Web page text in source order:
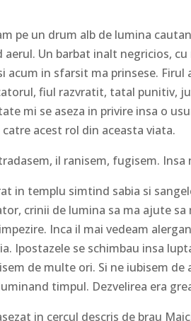
pe un drum alb de lumina
aerul. Un barbat inalt negricios,
acum in sfarsit ma prinsese.
fiul razvratit, tatal punitiv,
mi se aseza in privire insa o
acest rol din aceasta viata.
il ranisem, fugisem.
in templu simtind sabia si
crinii de lumina sa ma ajute
Inca il mai vedeam
Ipostazele se schimbau insa
de multe ori. Si ne iubisem
timpul. Dezvelirea era
in cercul descris de brau